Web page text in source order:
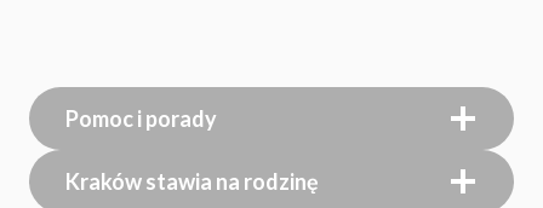
Pomoc i porady
Kraków stawia na rodzinę